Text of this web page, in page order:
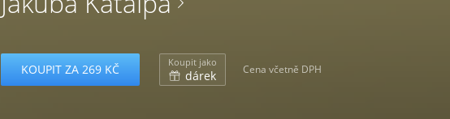
KOUPIT ZA 269 KČ Koupit jako
dárek Cena včetně DPH